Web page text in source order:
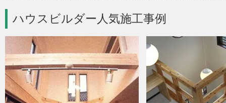
ハウスビルダー人気施工事例